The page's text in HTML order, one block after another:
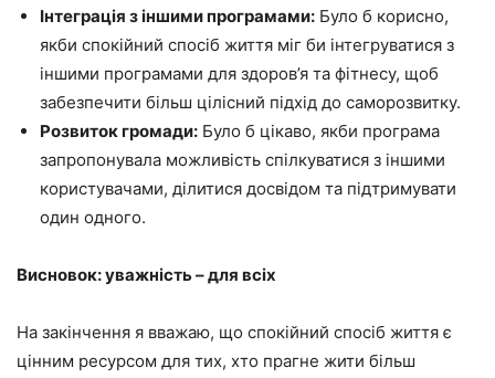
Інтеграція з іншими програмами: Було б корисно,
якби спокійний спосіб життя міг би інтегруватися з
іншими програмами для здоров’я та фітнесу, щоб
забезпечити більш цілісний підхід до саморозвитку.
Розвиток громади: Було б цікаво, якби програма
запропонувала можливість спілкуватися з іншими
користувачами, ділитися досвідом та підтримувати
один одного.
Висновок: уважність – для всіх
На закінчення я вважаю, що спокійний спосіб життя є
цінним ресурсом для тих, хто прагне жити більш